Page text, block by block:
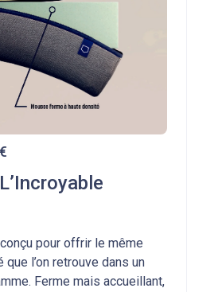
pour offrir le même
l’on retrouve dans un
Ferme mais accueillant,